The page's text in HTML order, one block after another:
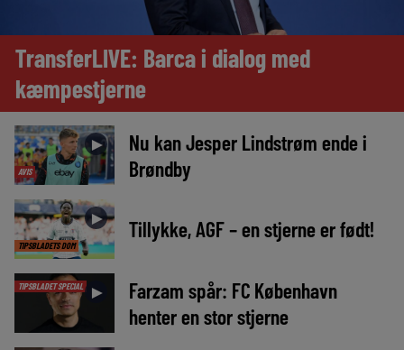
TransferLIVE: Barca i dialog med
kæmpestjerne
AVIS
►
Nu kan Jesper Lindstrøm ende i
Brøndby
TIPSBLADETS DOM
► Tillykke, AGF – en stjerne er født!
TIPSBLADET SPECIAL ►
Farzam spår: FC København
henter en stor stjerne